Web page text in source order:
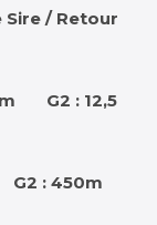
Sire / Retour
G2 : 12,5
G2 : 450m